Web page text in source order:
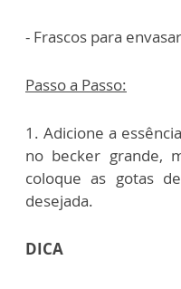
- Frascos para
Passo a Passo:
1. Adicione a
no becker grande,
coloque as gotas
desejada.
DICA